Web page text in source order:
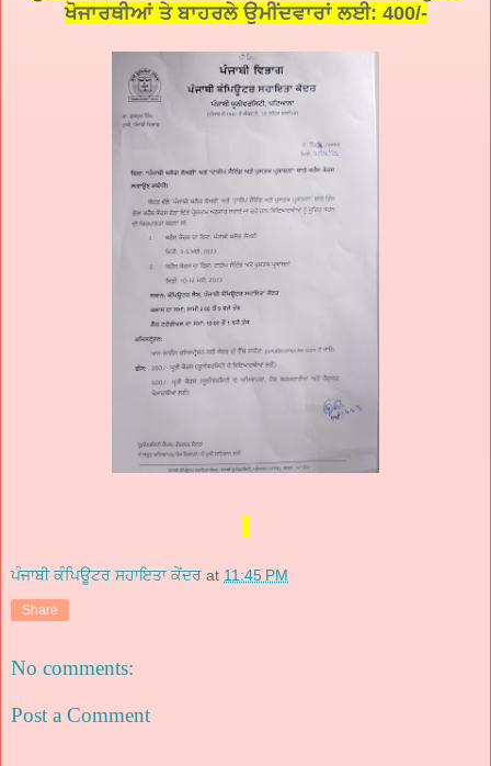
ਖੋਜਾਰਥੀਆਂ ਤੇ ਬਾਹਰਲੇ ਉਮੀਂਦਵਾਰਾਂ ਲਈ: 400/-
ਪੰਜਾਬੀ ਕੰਪਿਊਟਰ ਸਹਾਇਤਾ ਕੇਂਦਰ at 11:45 PM
Share
No comments:
Post a Comment